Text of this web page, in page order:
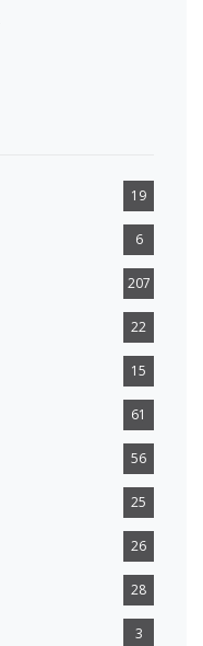
19
6
207
22
15
61
56
25
26
28
3